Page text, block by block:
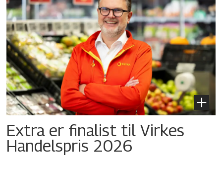
Extra er finalist til Virkes
Handelspris 2026